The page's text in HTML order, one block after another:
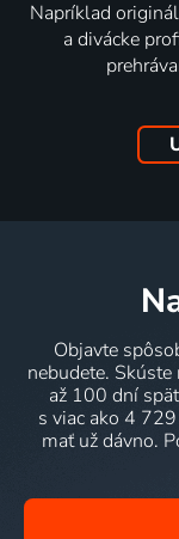
Napríklad
a divácke
Objavte
nebudete.
až 100 dní
s viac ako 4
mať už dávno.